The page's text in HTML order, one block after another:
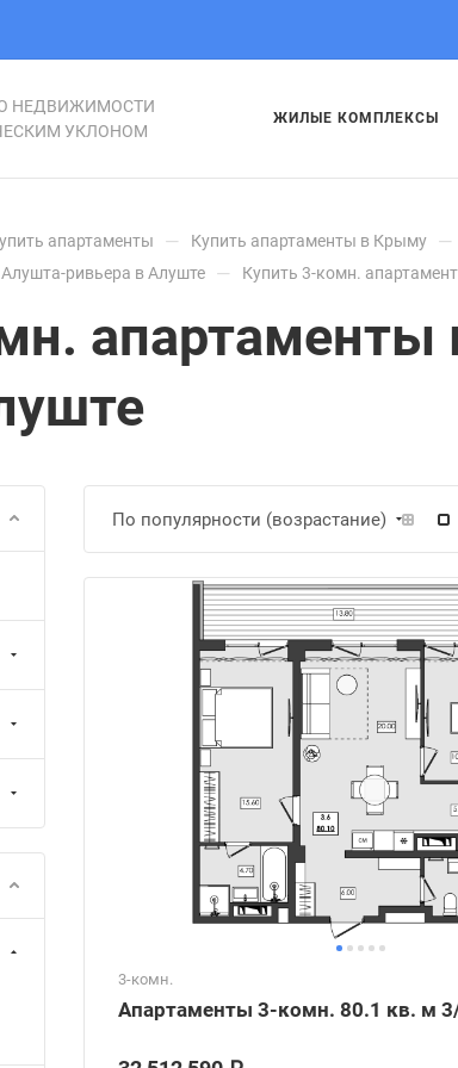
НЕДВИЖИМОСТИ
УКЛОНОМ
ЖИЛЫЕ КОМПЛЕКСЫ
апартаменты — Купить апартаменты в Крыму —
ривьера в Алуште — Купить 3-комн.
По популярности (возрастание)
3-комн.
Апартаменты 3-комн. 80.1 кв. м